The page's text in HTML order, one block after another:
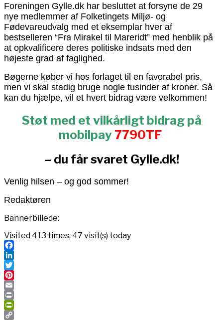
Foreningen Gylle.dk har besluttet at forsyne de 29
nye medlemmer af Folketingets Miljø- og
Fødevareudvalg med et eksemplar hver af
bestselleren “Fra Mirakel til Mareridt” med henblik på
at opkvalificere deres politiske indsats med den
højeste grad af faglighed.
Bøgerne køber vi hos forlaget til en favorabel pris,
men vi skal stadig bruge nogle tusinder af kroner. Så
kan du hjælpe, vil et hvert bidrag være velkommen!
Støt med et vilkårligt bidrag på
mobilpay 7790TF
– du får svaret Gylle.dk!
Venlig hilsen – og god sommer!
Redaktøren
Bannerbillede:
Visited 413 times, 47 visit(s) today
Facebook
LinkedIn
Twitter
Pinterest
Email
Print
PrintFriendly